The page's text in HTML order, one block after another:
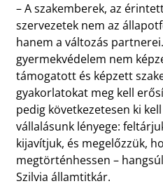
– A szakemberek, az
szervezetek nem az
hanem a változás
gyermekvédelem nem
támogatott és képzett
gyakorlatokat meg kell
pedig következetesen ki
vállalásunk lényege:
kijavítjuk, és megelőzzük,
megtörténhessen –
Szilvia államtitkár.